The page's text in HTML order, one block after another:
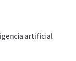
artificial